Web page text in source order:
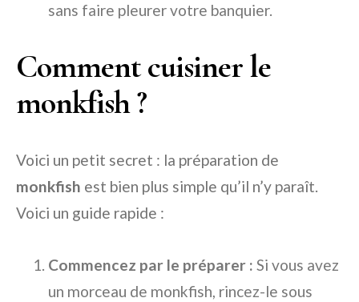
sans faire pleurer votre banquier.
Comment cuisiner le
monkfish ?
Voici un petit secret : la préparation de
monkfish est bien plus simple qu’il n’y paraît.
Voici un guide rapide :
Commencez par le préparer : Si vous avez
un morceau de monkfish, rincez-le sous